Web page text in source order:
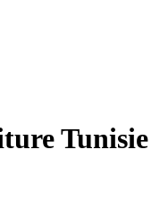
Tunisie